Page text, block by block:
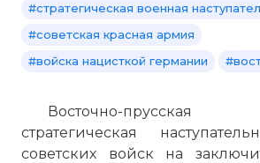
#стратегическая военная
#советская красная армия
#войска нацисткой германии
Восточно-
стратегическая
советских войск на